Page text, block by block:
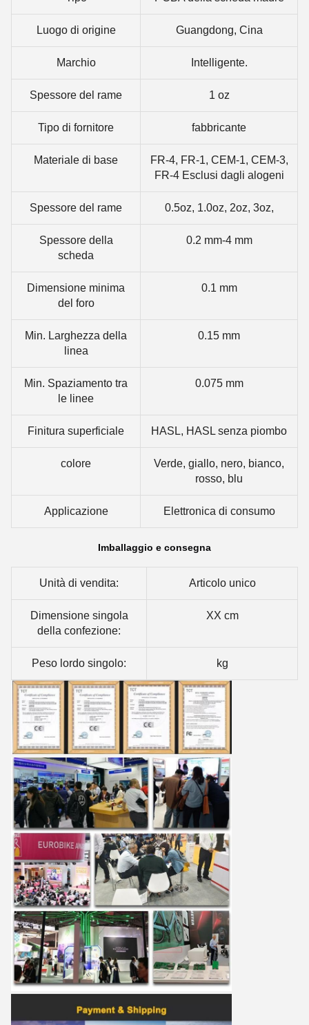
Luogo di origine Guangdong, Cina
Marchio Intelligente.
Spessore del rame 1 oz
Tipo di fornitore fabbricante
Materiale di base
FR-4, FR-1, CEM-1, CEM-3,
FR-4 Esclusi dagli alogeni
Spessore del rame 0.5oz, 1.0oz, 2oz, 3oz,
Spessore della
scheda
0.2 mm-4 mm
Dimensione minima
del foro
0.1 mm
Min. Larghezza della
linea
0.15 mm
Min. Spaziamento tra
le linee
0.075 mm
Finitura superficiale HASL, HASL senza piombo
colore
Verde, giallo, nero, bianco,
rosso, blu
Applicazione Elettronica di consumo
Imballaggio e consegna
Unità di vendita: Articolo unico
Dimensione singola
della confezione:
XX cm
Peso lordo singolo: kg